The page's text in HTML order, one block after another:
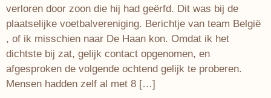
verloren door zoon die hij had geërfd. Dit was bij de
plaatselijke voetbalvereniging. Berichtje van team België
, of ik misschien naar De Haan kon. Omdat ik het
dichtste bij zat, gelijk contact opgenomen, en
afgesproken de volgende ochtend gelijk te proberen.
Mensen hadden zelf al met 8 […]